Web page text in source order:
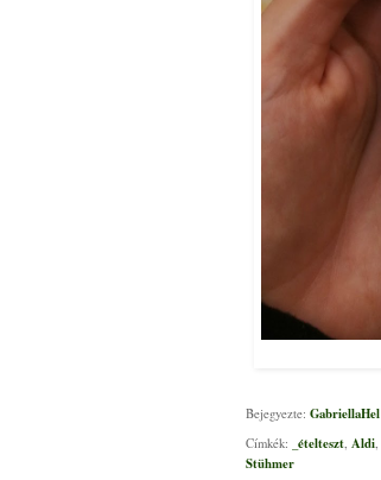
Bejegyezte: GabriellaHel
Címkék: _ételteszt, Aldi,
Stühmer